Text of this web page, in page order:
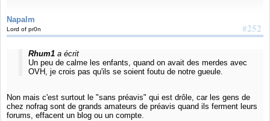
Napalm
#252
Lord of pr0n
Rhum1a écrit
Un peu de calme les enfants, quand on avait des merdes avec
OVH, je crois pas qu'ils se soient foutu de notre gueule.
Non mais c'est surtout le "sans préavis" qui est drôle, car les gens de
chez nofrag sont de grands amateurs de préavis quand ils ferment leurs
forums, effacent un blog ou un compte.